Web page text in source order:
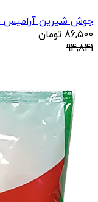
جوش شیرین آرامیس 125 گرم
86,500 تومان
94,841